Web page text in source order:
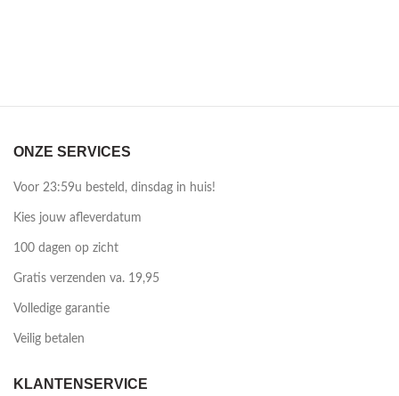
ONZE SERVICES
Voor 23:59u besteld, dinsdag in huis!
Kies jouw afleverdatum
100 dagen op zicht
Gratis verzenden va. 19,95
Volledige garantie
Veilig betalen
KLANTENSERVICE